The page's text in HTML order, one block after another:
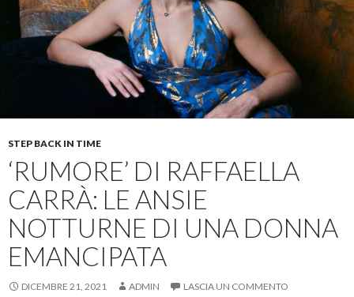
STEP BACK IN TIME
‘RUMORE’ DI RAFFAELLA
CARRÀ: LE ANSIE
NOTTURNE DI UNA DONNA
EMANCIPATA
DICEMBRE 21, 2021 ADMIN LASCIA UN COMMENTO